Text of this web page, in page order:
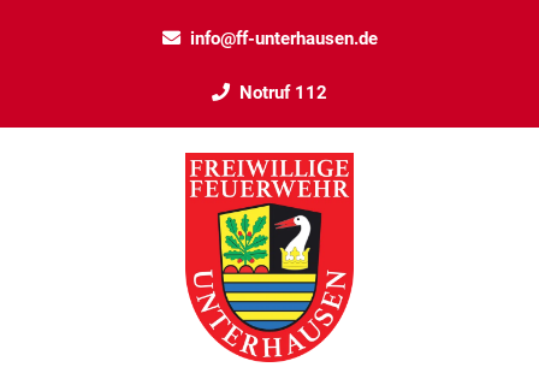
info@ff-unterhausen.de
Notruf 112